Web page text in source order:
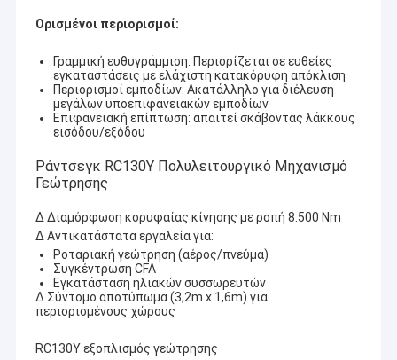
Επισκεψή εργοστασίου
Έλεγχος ποιότητας
Επικοινωνήστε μαζί μας
Ειδήσεις
Υποθέσεις
Μπλογκ
Ζητήστε μια προσφορά
Ορισμένοι περιορισμοί:
Γραμμική ευθυγράμμιση: Περιορίζεται σε ευθείες
εγκαταστάσεις με ελάχιστη κατακόρυφη απόκλιση
Περιορισμοί εμποδίων: Ακατάλληλο για διέλευση
μεγάλων υποεπιφανειακών εμποδίων
Επιφανειακή επίπτωση: απαιτεί σκάβοντας λάκκους
εισόδου/εξόδου
Ράντσεγκ RC130Y Πολυλειτουργικό Μηχανισμό
Γεώτρησης
∆ Διαμόρφωση κορυφαίας κίνησης με ροπή 8.500 Nm
∆ Αντικατάστατα εργαλεία για:
Ροταριακή γεώτρηση (αέρος/πνεύμα)
Συγκέντρωση CFA
Εγκατάσταση ηλιακών συσσωρευτών
∆ Σύντομο αποτύπωμα (3,2m x 1,6m) για
περιορισμένους χώρους
RC130Y εξοπλισμός γεώτρησης
αρχή της ποιότητας πρώτα, δεσμευόμαστε να παρέχουμε
στους πελάτες υψηλής ποιότητας, υψηλής απόδοσης
εξοπλισμό γεώτρησης.Η σειρά μας από γεωτρήσεις δεν
έχουν μόνο ισχυρές δυνατότητες γεωτρήσεις αλλά είναι
επίσης εύκολο να λειτουργήσειΩς απαραίτητος
βοηθητικός εξοπλισμός για τις επιχειρήσεις γεωτρήσεις,Οι
αντλίες λάσπης και οι συμπιεστές αέρα έχουν επίσης
λάβει μεγάλη προσοχή για να εξασφαλίσουν τη σταθερή
Ο Αντιπρόσωπός μας στο Εξωτερικό
Έχουμε ήδη επαγγελματίες πράκτορες στη Βουλγαρία, τη